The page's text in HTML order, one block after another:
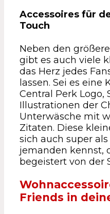
Accessoires für
Touch
Neben den
gibt es auch viele
das Herz jedes
lassen. Sei es eine
Central Perk Logo,
Illustrationen der
Unterwäsche mit
Zitaten. Diese
sich auch super
jemanden kennst,
begeistert von der
Friends in